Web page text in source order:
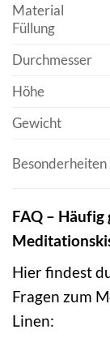
Material
Füllung
Durchmesser
Höhe
Gewicht
Besonderheiten
FAQ – Häufig
Hier findest
Fragen zum
Linen: